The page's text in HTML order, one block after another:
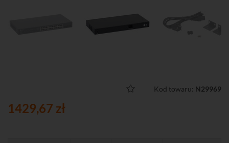
Kod towaru: N29969
1429,67 zł